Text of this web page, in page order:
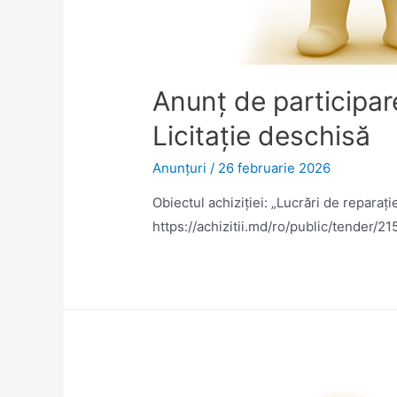
Anunț de
Licitație deschisă
Anunţuri / 26 februarie 2026
Obiectul achiziției: „Lucrări de
https://achizitii.md/ro/public/tender/